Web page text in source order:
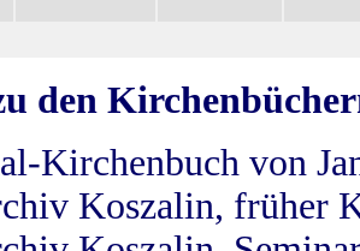
den
Kirchenbuch von
Koszalin, früher